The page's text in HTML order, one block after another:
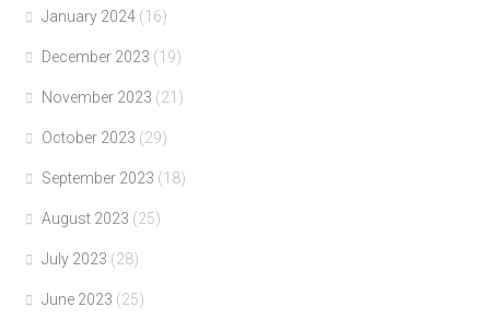
January 2024 (16)
December 2023 (19)
November 2023 (21)
October 2023 (29)
September 2023 (18)
August 2023 (25)
July 2023 (28)
June 2023 (25)